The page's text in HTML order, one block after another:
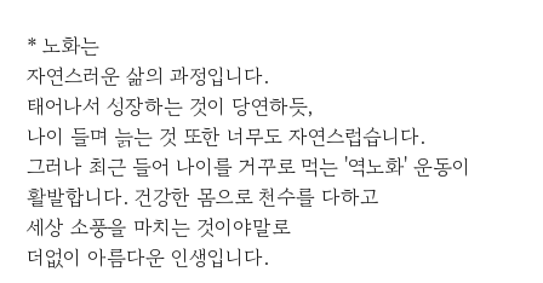
* 노화는
자연스러운 삶의 과정입니다.
태어나서 성장하는 것이 당연하듯,
나이 들며 늙는 것 또한 너무도 자연스럽습니다.
그러나 최근 들어 나이를 거꾸로 먹는 '역노화' 운동이
활발합니다. 건강한 몸으로 천수를 다하고
세상 소풍을 마치는 것이야말로
더없이 아름다운 인생입니다.